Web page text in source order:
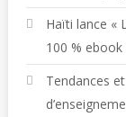
Haïti lance «
100 % ebook
Tendances